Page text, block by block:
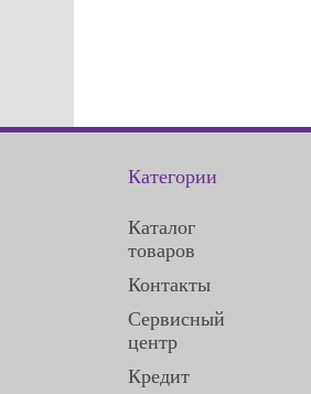
Категории
Каталог
товаров
Контакты
Сервисный
центр
Кредит